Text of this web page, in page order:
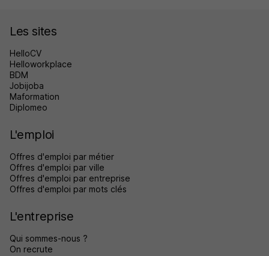
Les sites
HelloCV
Helloworkplace
BDM
Jobijoba
Maformation
Diplomeo
L'emploi
Offres d'emploi par métier
Offres d'emploi par ville
Offres d'emploi par entreprise
Offres d'emploi par mots clés
L'entreprise
Qui sommes-nous ?
On recrute